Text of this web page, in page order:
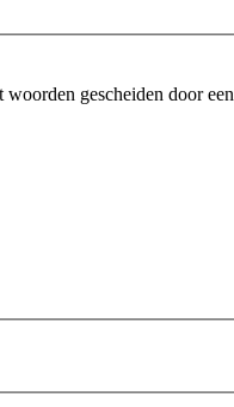
gescheiden door een